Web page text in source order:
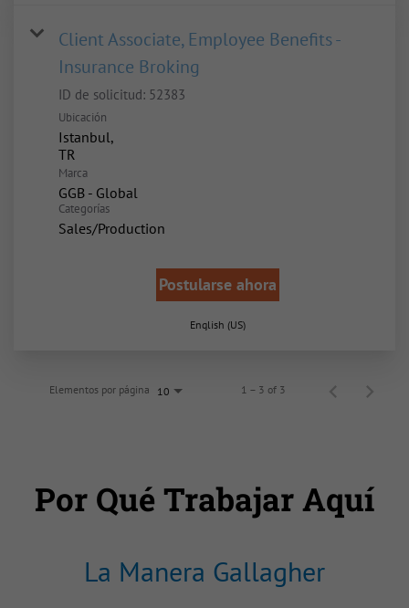
Client Associate, Employee Benefits -
Insurance Broking
ID de solicitud: 52383
Ubicación
Istanbul,
Marca
GGB - Global
Categorías
Sales/Production
Postularse ahora
English (US)
Elementos por página 10 1 – 3 of 3
Por Qué Trabajar Aquí
La Manera Gallagher